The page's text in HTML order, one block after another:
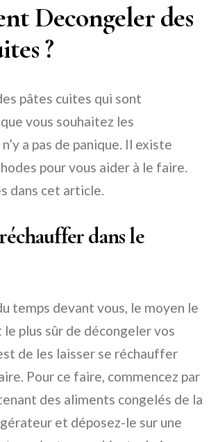
Decongeler des
?
pâtes cuites qui sont
vous souhaitez les
a pas de panique. Il existe
pour vous aider à le faire.
dans cet article.
dans le
temps devant vous, le moyen le
le plus sûr de décongeler vos
de les laisser se réchauffer
Pour ce faire, commencez par
des aliments congelés de la
et déposez-le sur une